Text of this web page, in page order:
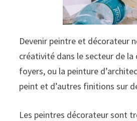
Devenir peintre et décorateur
créativité dans le secteur de
foyers, ou la peinture
peint et d’autres finitions sur
Les peintres décorateur sont